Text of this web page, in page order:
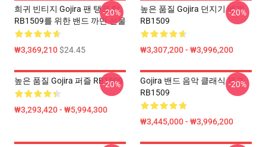
희귀 빈티지 Gojira 팬 탱크 탑
RB1509를 위한 밴드 까만 선물
₩3,369,210$24.45
-20%
높은 품질 Gojira 던지기 베개
RB1509
₩3,307,200 - ₩3,996,200
-20%
높은 품질 Gojira 퍼즐 RB1509
₩3,293,420 - ₩5,994,300
-20%
Gojira 밴드 음악 클래식 무그
RB1509
₩3,445,000 - ₩3,996,200
-20%